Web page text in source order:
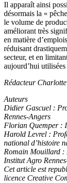
Il apparaît ainsi
désormais la «
le volume de
améliorant très
en matière
réduisant
secteur, et en
aujourd’hui
Rédacteur
Auteurs
Didier Gascuel :
Rennes-Angers
Florian Quemper :
Harold Levrel :
national d’histoire
Romain Mouillard :
Institut Agro
Cet article est
licence Creative